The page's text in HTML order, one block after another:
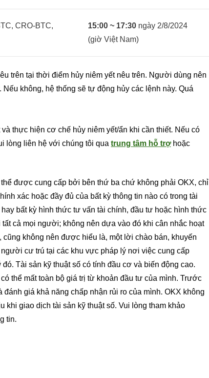
CRO-BTC,
15:00 ~ 17:30 ngày 2/8/2024
(giờ Việt Nam)
trên tại thời điểm hủy niêm yết nêu trên. Người dùng nên
không, hệ thống sẽ tự động hủy các lệnh này. Quá
thực hiện cơ chế hủy niêm yết/ẩn khi cần thiết. Nếu có
lòng liên hệ với chúng tôi qua trung tâm hỗ trợhoặc
được cung cấp bởi bên thứ ba chứ không phải OKX, chỉ
xác hoặc đầy đủ của bất kỳ thông tin nào có trong tài
bất kỳ hình thức tư vấn tài chính, đầu tư hoặc hình thức
cả mọi người; không nên dựa vào đó khi cân nhắc hoạt
không nên được hiểu là, một lời chào bán, khuyến
cư trú tại các khu vực pháp lý nơi việc cung cấp
Tài sản kỹ thuật số có tính đầu cơ và biến động cao.
thể mất toàn bộ giá trị từ khoản đầu tư của mình. Trước
giá khả năng chấp nhận rủi ro của mình. OKX không
khi giao dịch tài sản kỹ thuật số. Vui lòng tham khảo
tin.